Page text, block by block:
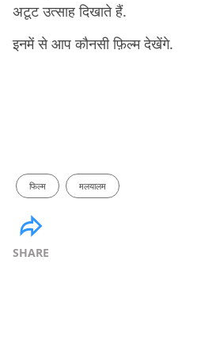
अटूट उत्साह दिखाते हैं.
इनमें से आप कौनसी फ़िल्म देखेंगे.
फिल्म मलयालम
SHARE